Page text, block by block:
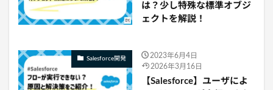
は？少し特殊な標準オブジ
ェクトを解説！
Salesforce開発
2023年6月4日
2026年3月16日
【Salesforce】ユーザによ